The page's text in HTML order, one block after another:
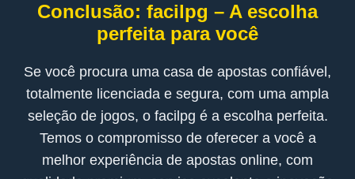
Conclusão: facilpg – A escolha
perfeita para você
Se você procura uma casa de apostas confiável,
totalmente licenciada e segura, com uma ampla
seleção de jogos, o facilpg é a escolha perfeita.
Temos o compromisso de oferecer a você a
melhor experiência de apostas online, com